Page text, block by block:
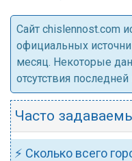
Cайт chislennost.com
официальных
месяц. Некоторые
отсутствия
Часто
⚡ Сколько всего